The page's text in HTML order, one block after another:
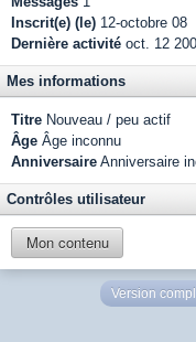
Inscrit(e) (le) 12-octobre 08
Dernière activité oct. 12
Mes informations
Titre Nouveau / peu actif
Âge Âge inconnu
Anniversaire Anniversaire
Contrôles utilisateur
Mon contenu
Version